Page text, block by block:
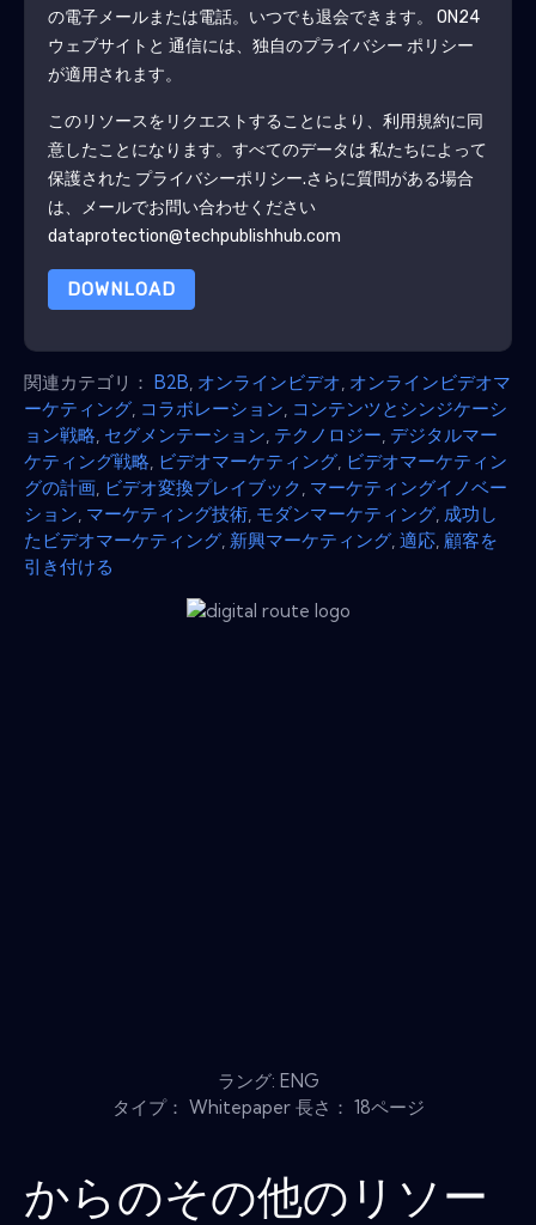
の電子メールまたは電話。いつでも退会できます。 ON24
ウェブサイトと 通信には、独自のプライバシー ポリシー
が適用されます。
このリソースをリクエストすることにより、利用規約に同
意したことになります。すべてのデータは 私たちによって
保護された プライバシーポリシー.さらに質問がある場合
は、メールでお問い合わせください
dataprotection@techpublishhub.com
DOWNLOAD
関連カテゴリ： B2B オンラインビデオ オンラインビデオマ
ーケティング コラボレーション コンテンツとシンジケーシ
ョン戦略 セグメンテーション テクノロジー デジタルマー
ケティング戦略 ビデオマーケティング ビデオマーケティン
グの計画 ビデオ変換プレイブック マーケティングイノベー
ション マーケティング技術 モダンマーケティング 成功し
たビデオマーケティング 新興マーケティング 適応 顧客を
引き付ける
ラング: ENG
タイプ： Whitepaper 長さ： 18ページ
からのその他のリソー